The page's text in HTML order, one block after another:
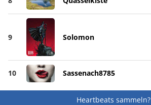
9 Solomon
10 Sassenach8785
Heartbeats sammeln?